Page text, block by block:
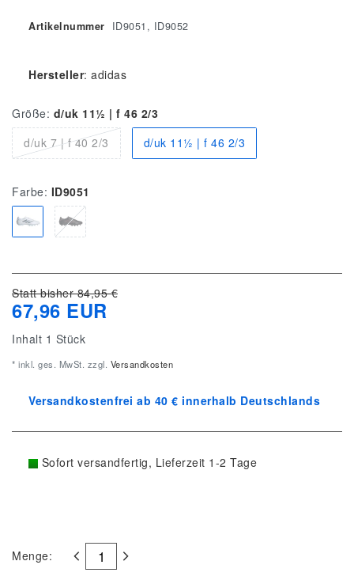
Artikelnummer ID9051, ID9052
Hersteller: adidas
Größe: d/uk 11½ | f 46 2/3
d/uk 7 | f 40 2/3
d/uk 11½ | f 46 2/3
Farbe: ID9051
Statt bisher 84,95 €
67,96 EUR
Inhalt 1 Stück
* inkl. ges. MwSt. zzgl. Versandkosten
Versandkostenfrei ab 40 € innerhalb Deutschlands
Sofort versandfertig, Lieferzeit 1-2 Tage
Menge: